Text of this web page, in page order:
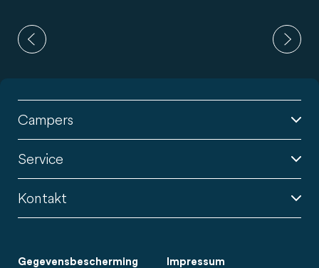
Campers
Service
Kontakt
Gegevensbescherming Impressum